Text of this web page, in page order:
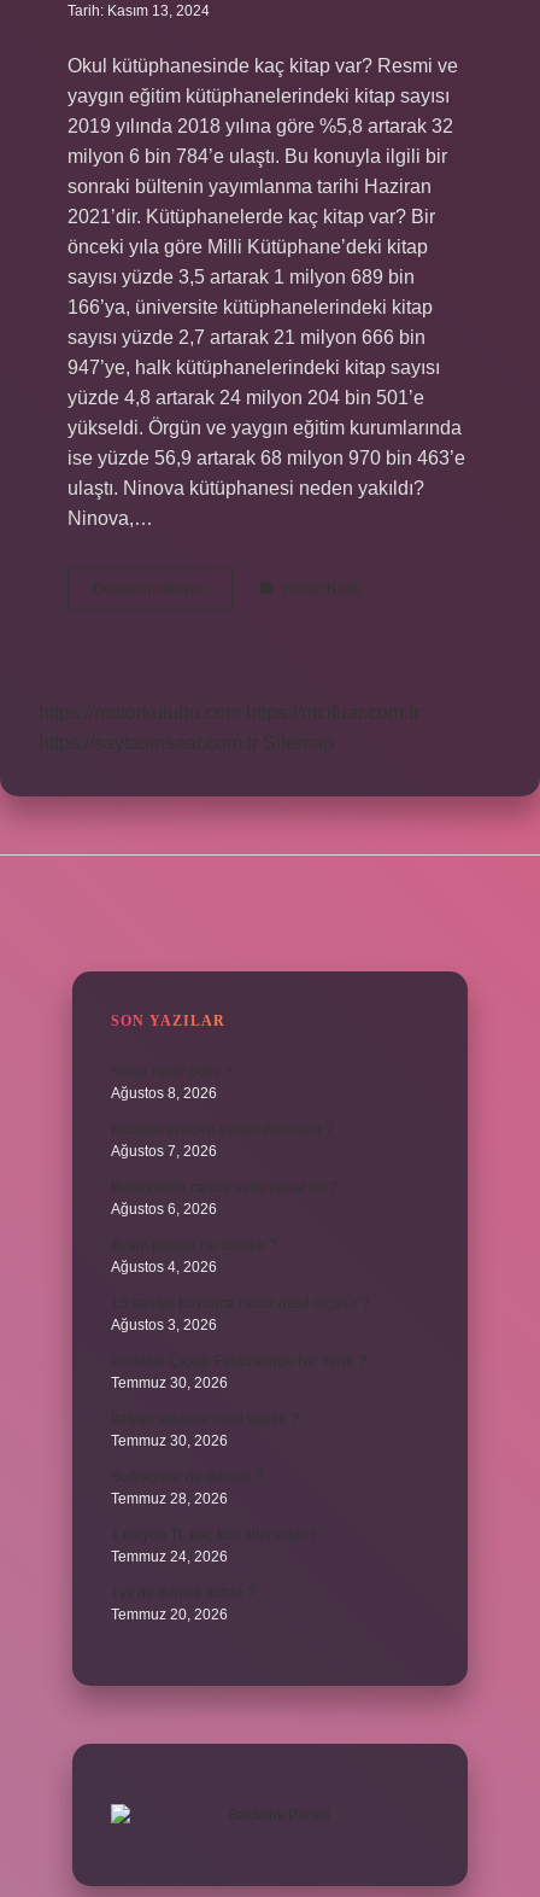
Tarih: Kasım 13, 2024
Okul kütüphanesinde kaç kitap var? Resmi ve
yaygın eğitim kütüphanelerindeki kitap sayısı
2019 yılında 2018 yılına göre %5,8 artarak 32
milyon 6 bin 784’e ulaştı. Bu konuyla ilgili bir
sonraki bültenin yayımlanma tarihi Haziran
2021’dir. Kütüphanelerde kaç kitap var? Bir
önceki yıla göre Milli Kütüphane’deki kitap
sayısı yüzde 3,5 artarak 1 milyon 689 bin
166’ya, üniversite kütüphanelerindeki kitap
sayısı yüzde 2,7 artarak 21 milyon 666 bin
947’ye, halk kütüphanelerindeki kitap sayısı
yüzde 4,8 artarak 24 milyon 204 bin 501’e
yükseldi. Örgün ve yaygın eğitim kurumlarında
ise yüzde 56,9 artarak 68 milyon 970 bin 463’e
ulaştı. Ninova kütüphanesi neden yakıldı?
Ninova,…
Devamını okuyun
Kütüphanesinde
Yorum Bırak
https://motorkulubu.com
https://mcifuar.com.tr
https://saytasinsaat.com.tr
Sitemap
SON YAZILAR
Ağustos 8, 2026
Ağustos 7, 2026
Ağustos 6, 2026
Ağustos 4, 2026
Ağustos 3, 2026
Temmuz 30, 2026
Temmuz 30, 2026
Temmuz 28, 2026
Temmuz 24, 2026
Temmuz 20, 2026